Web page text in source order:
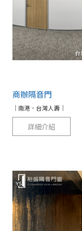
商辦隔音門
｜南港．台灣人壽｜
詳細介紹